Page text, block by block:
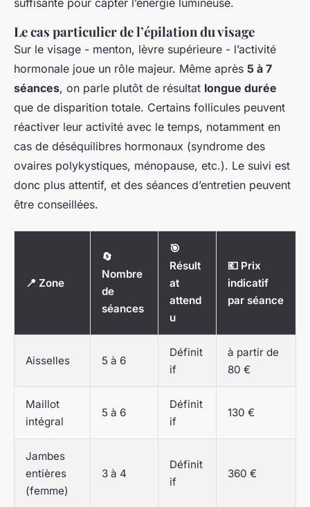
Le cas particulier de l’épilation du visage
Sur le visage - menton, lèvre supérieure - l’activité
hormonale joue un rôle majeur. Même après 5 à 7
séances, on parle plutôt de résultat longue durée
que de disparition totale. Certains follicules peuvent
réactiver leur activité avec le temps, notamment en
cas de déséquilibres hormonaux (syndrome des
ovaires polykystiques, ménopause, etc.). Le suivi est
donc plus attentif, et des séances d’entretien peuvent
être conseillées.
📍 Zone
🔄
Nombre
de
séances
🎯
Résult
at
attend
u
💶 Prix
indicatif
par séance
Aisselles 5 à 6
Définit
if
à partir de
80 €
Maillot
intégral
5 à 6
Définit
if
130 €
Jambes
entières
(femme)
3 à 4
Définit
if
360 €